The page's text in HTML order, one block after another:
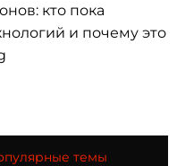
кто пока
и почему это
темы